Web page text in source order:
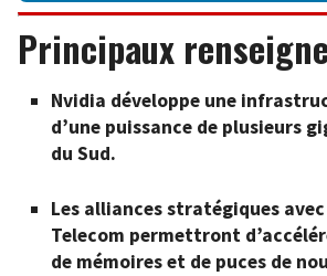
Principaux
Nvidia développe une
d’une puissance de plusieurs
du Sud.
Les alliances stratégiques avec
Telecom permettront
de mémoires et de puces de